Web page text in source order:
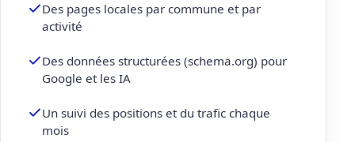
Des pages locales par commune et par
activité
Des données structurées (schema.org) pour
Google et les IA
Un suivi des positions et du trafic chaque
mois